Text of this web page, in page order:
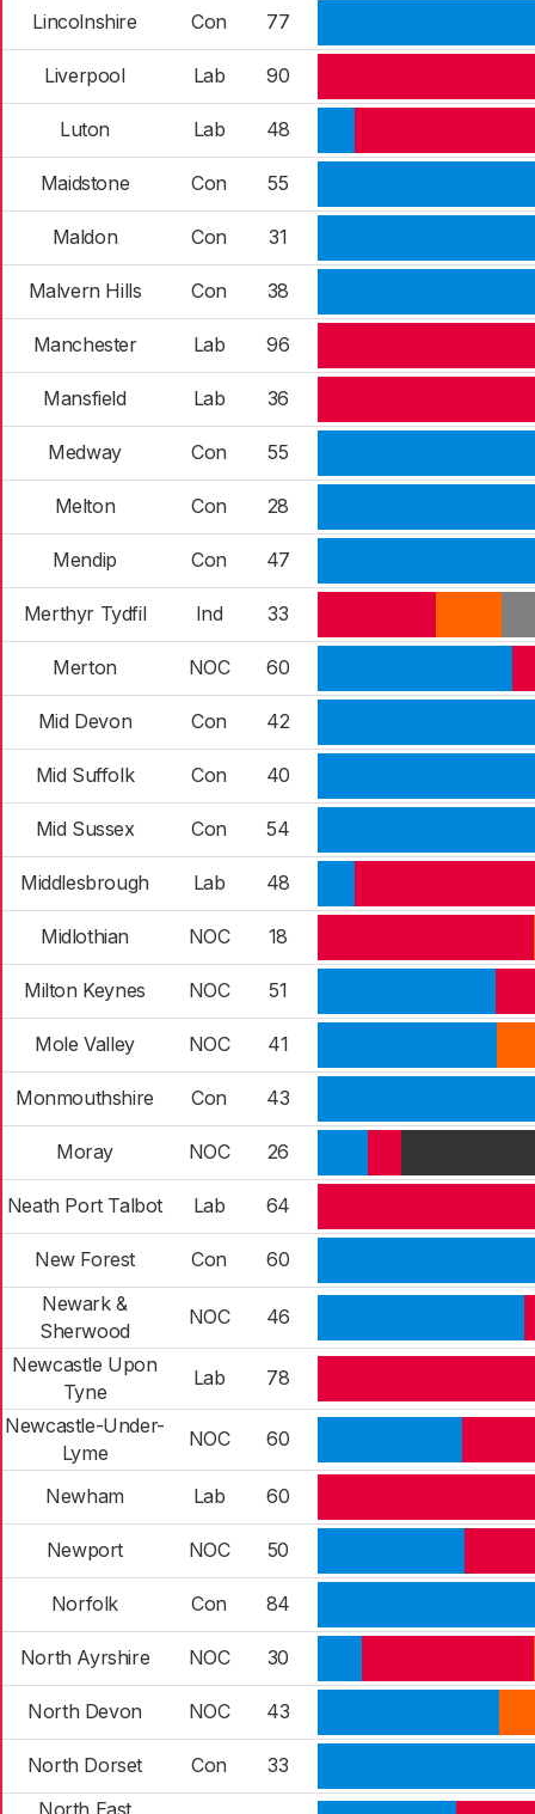
Lincolnshire Con 77
Liverpool Lab 90
Luton Lab 48
Maidstone Con 55
Maldon Con 31
Malvern Hills Con 38
Manchester Lab 96
Mansfield Lab 36
Medway Con 55
Melton Con 28
Mendip Con 47
Merthyr Tydfil Ind 33
Merton NOC 60
Mid Devon Con 42
Mid Suffolk Con 40
Mid Sussex Con 54
Middlesbrough Lab 48
Midlothian NOC 18
Milton Keynes NOC 51
Mole Valley NOC 41
Monmouthshire Con 43
Moray NOC 26
Neath Port Talbot Lab 64
New Forest Con
60
Newark &
Sherwood
NOC
46
Newcastle Upon
Tyne
Lab
78
Newcastle-Under-
Lyme
NOC 60
Newham Lab 60
Newport NOC 50
Norfolk Con 84
North Ayrshire NOC 30
North Devon NOC 43
North Dorset Con
33
North East